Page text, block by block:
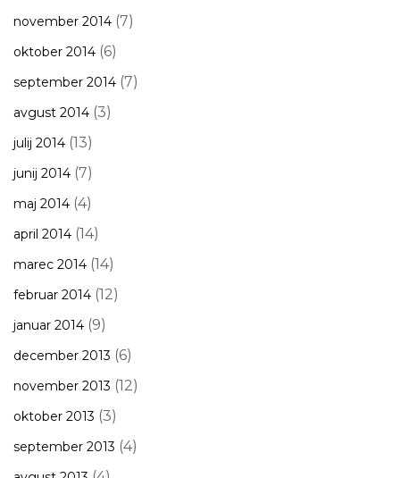
november 2014 (7)
oktober 2014 (6)
september 2014 (7)
avgust 2014 (3)
julij 2014 (13)
junij 2014 (7)
maj 2014 (4)
april 2014 (14)
marec 2014 (14)
februar 2014 (12)
januar 2014 (9)
december 2013 (6)
november 2013 (12)
oktober 2013 (3)
september 2013 (4)